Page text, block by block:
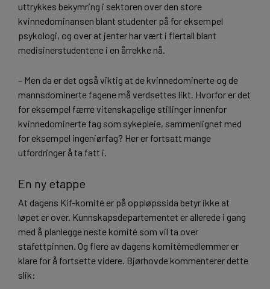
uttrykkes bekymring i sektoren over den store
kvinnedominansen blant studenter på for eksempel
psykologi, og over at jenter har vært i flertall blant
medisinerstudentene i en årrekke nå.
– Men da er det også viktig at de kvinnedominerte og de
mannsdominerte fagene må verdsettes likt. Hvorfor er det
for eksempel færre vitenskapelige stillinger innenfor
kvinnedominerte fag som sykepleie, sammenlignet med
for eksempel ingeniørfag? Her er fortsatt mange
utfordringer å ta fatt i.
En ny etappe
At dagens Kif-komité er på oppløpssida betyr ikke at
løpet er over. Kunnskapsdepartementet er allerede i gang
med å planlegge neste komité som vil ta over
stafettpinnen. Og flere av dagens komitémedlemmer er
klare for å fortsette videre. Bjørhovde kommenterer dette
slik: